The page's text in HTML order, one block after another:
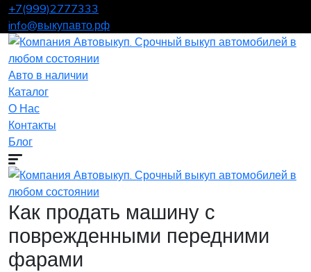
+7(999)2777333
info@выкупавто.рф
Авто в наличии
Каталог
О Нас
Контакты
Блог
Как продать машину с
поврежденными передними
фарами